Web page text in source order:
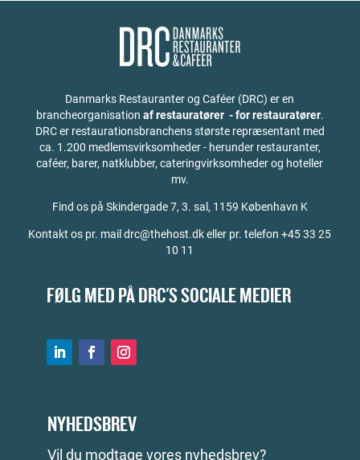
Danmarks Restauranter og Caféer (DRC) er en
brancheorganisation af restauratører - for restauratører.
DRC er restaurationsbranchens største repræsentant med
ca. 1.200 medlemsvirksomheder - herunder restauranter,
caféer, barer, natklubber, cateringvirksomheder og hoteller
mv.
Find os på Skindergade 7, 3. sal, 1159 København K
Kontakt os pr. mail drc@thehost.dk eller pr. telefon +45 33 25
10 11
FØLG MED PÅ DRC'S SOCIALE MEDIER
NYHEDSBREV
Vil du modtage vores nyhedsbrev?